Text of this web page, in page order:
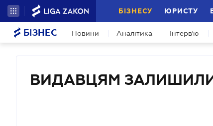
БІЗНЕСУ ЮРИСТУ
БІЗНЕС Новини Аналітика Інтерв'ю
ВИДАВЦЯМ ЗАЛИШИЛИ